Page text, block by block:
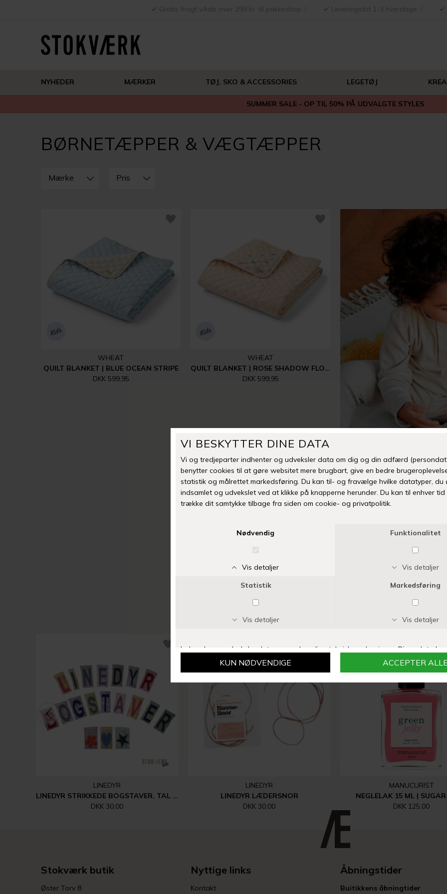
NYHEDER MÆRKER TØJ, SKO & ACCESSORIES LEGETØJ
SUMMER SALE - OP TIL 50% PÅ UDVALGTE STYLES
BØRNETÆPPER & VÆGTÆPPER
FILTRE
Mærke Pris
WHEAT
QUILT BLANKET | BLUE OCEAN STRIPE
DKK 599,95
WHEAT
QUILT BLANKET | ROSE SHADOW FLOWERS
DKK 599,95
SIDST SETE PRODUKTER
LINEDYR
LINEDYR STRIKKEDE BOGSTAVER, TAL MM.
DKK 30,00
LINEDYR
LINEDYR LÆDERSNOR
DKK 30,00
MANUCURIST
NEGLELAK 15 ML |
DKK 125,00
Stokværk butik
Øster Torv 8
Nyttige links
Kontakt
Åbningstider
Buitikkens åbningtider